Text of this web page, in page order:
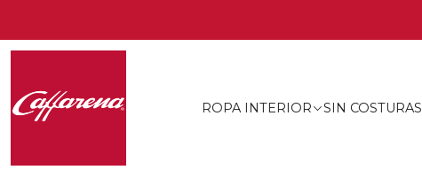
ROPA INTERIOR SIN COSTURAS